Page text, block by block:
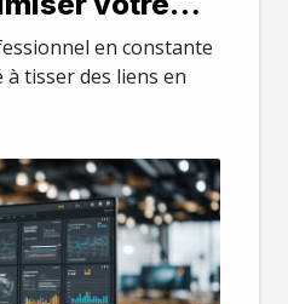
LinkedInen constante
tisser des liens en